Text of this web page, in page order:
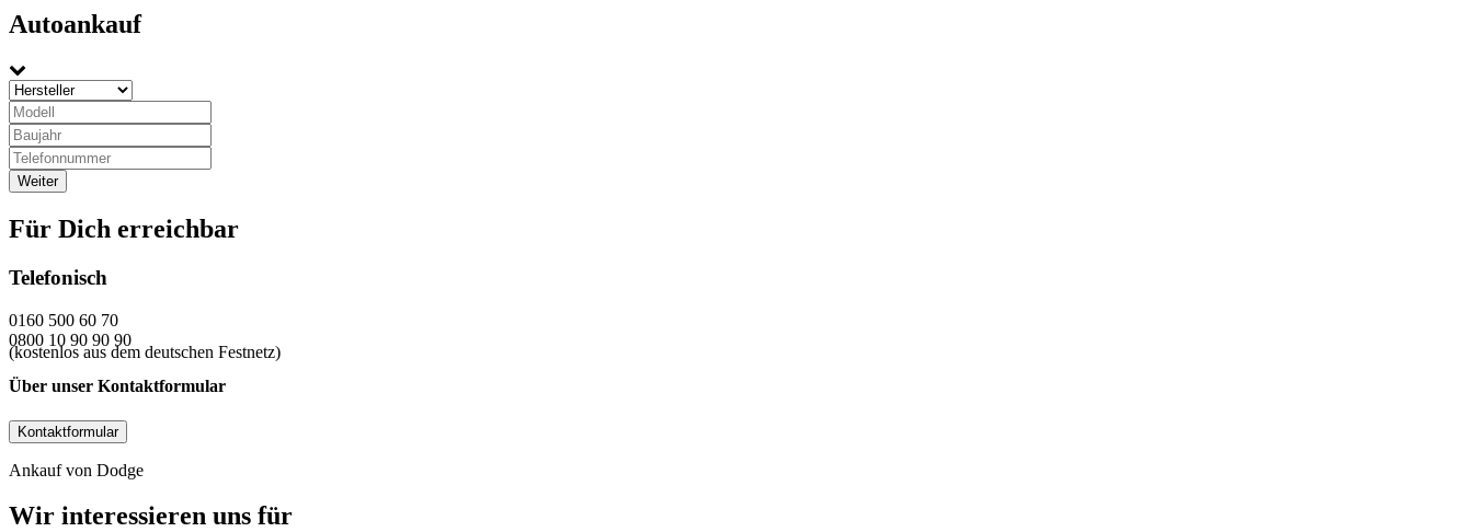
Autoankauf
Für Dich erreichbar
Telefonisch
0160 500 60 70
0800 10 90 90 90
(kostenlos aus dem deutschen Festnetz)
Über unser Kontaktformular
Kontaktformular
Ankauf von Dodge
Wir interessieren uns für